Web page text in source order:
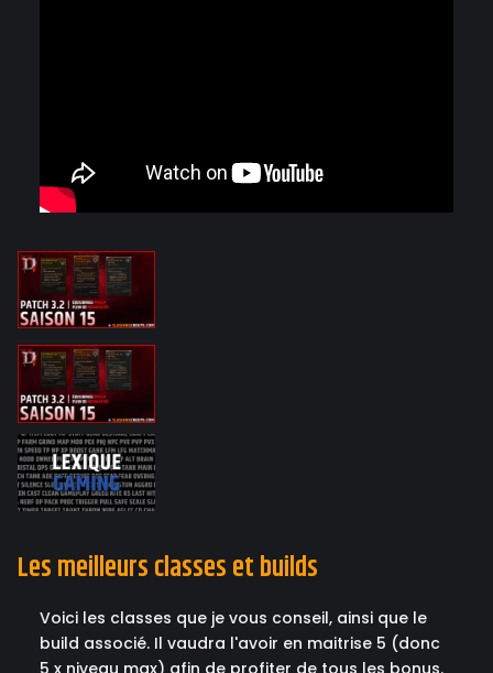
Les meilleurs classes et builds
Voici les classes que je vous conseil, ainsi que le
build associé. Il vaudra l'avoir en maitrise 5 (donc